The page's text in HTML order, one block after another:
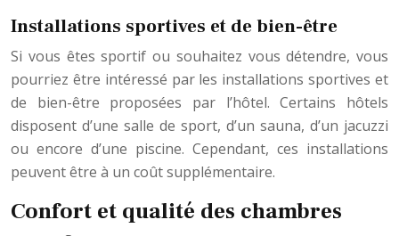
Installations sportives et de bien-être
Si vous êtes sportif ou souhaitez vous détendre, vous
pourriez être intéressé par les installations sportives et
de bien-être proposées par l’hôtel. Certains hôtels
disposent d’une salle de sport, d’un sauna, d’un jacuzzi
ou encore d’une piscine. Cependant, ces installations
peuvent être à un coût supplémentaire.
Confort et qualité des chambres